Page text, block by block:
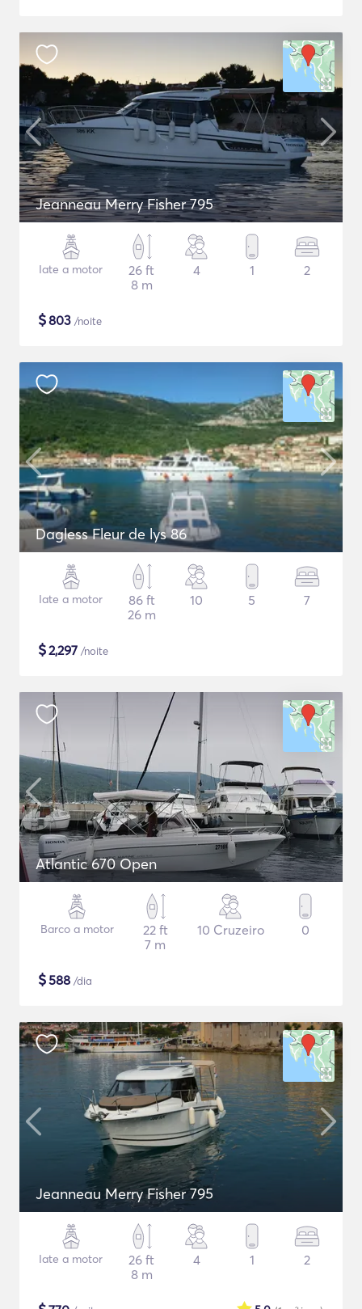
Jeanneau Merry Fisher 795
Iate a motor
26 ft
8 m
4 1 2
$803 /noite
Dagless Fleur de lys 86
Iate a motor
86 ft
26 m
10 5 7
$2,297 /noite
Atlantic 670 Open
Barco a motor
22 ft
7 m
10 Cruzeiro 0
$588 /dia
Jeanneau Merry Fisher 795
Iate a motor
26 ft
8 m
4 1 2